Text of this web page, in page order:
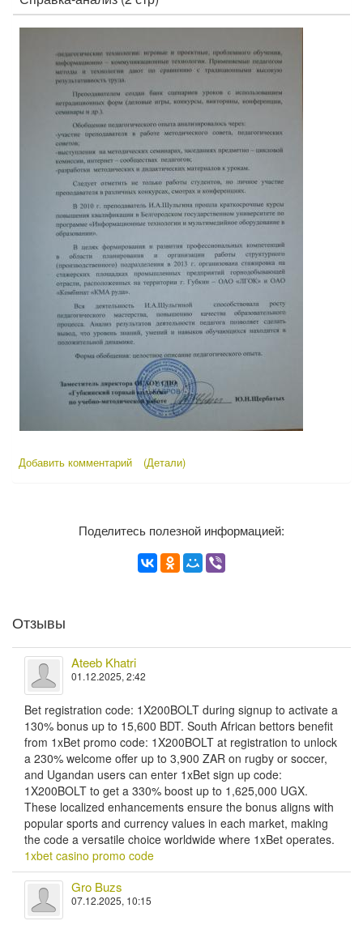
Добавить комментарий (Детали)
Поделитесь полезной информацией:
Отзывы
Ateeb Khatri
01.12.2025, 2:42
Bet registration code: 1X200BOLT during signup to activate a
130% bonus up to 15,600 BDT. South African bettors benefit
from 1xBet promo code: 1X200BOLT at registration to unlock
a 230% welcome offer up to 3,900 ZAR on rugby or soccer,
and Ugandan users can enter 1xBet sign up code:
1X200BOLT to get a 330% boost up to 1,625,000 UGX.
These localized enhancements ensure the bonus aligns with
popular sports and currency values in each market, making
the code a versatile choice worldwide where 1xBet operates.
1xbet casino promo code
Gro Buzs
07.12.2025, 10:15